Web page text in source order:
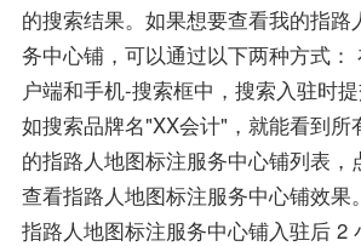
的搜索结果。如果想要查看我的指路
务中心铺，可以通过以下两种方式：
户端和手机-搜索框中，搜索入驻时提
如搜索品牌名"XX会计"，就能看到所
的指路人地图标注服务中心铺列表，
查看指路人地图标注服务中心铺效果
指路人地图标注服务中心铺入驻后 2